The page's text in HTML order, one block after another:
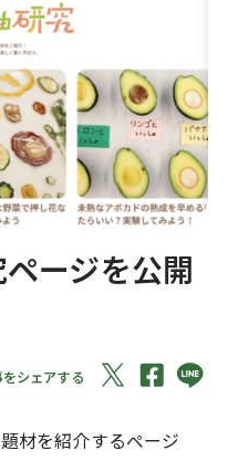
ージを公開
シェアする
材を紹介するページ